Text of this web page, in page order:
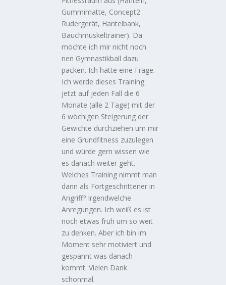
Gummimatte, Concept2
Rudergerät, Hantelbank,
Bauchmuskeltrainer). Da
möchte ich mir nicht noch
nen Gymnastikball dazu
packen. Ich hätte eine Frage.
Ich werde dieses Training
jetzt auf jeden Fall die 6
Monate (alle 2 Tage) mit der
6 wöchigen Steigerung der
Gewichte durchziehen um mir
eine Grundfitness zuzulegen
und würde gern wissen wie
es danach weiter geht.
Welches Training nimmt man
dann als Fortgeschrittener in
Angriff? Irgendwelche
Anregungen. Ich weiß es ist
noch etwas früh um so weit
zu denken. Aber ich bin im
Moment sehr motiviert und
gespannt was danach
kommt. Vielen Dank
schonmal.